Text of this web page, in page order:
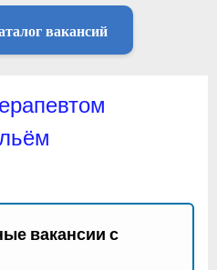
вакансий
вакансии с